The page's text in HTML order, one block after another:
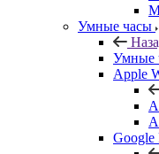
Умные часы
Умные
Apple
Google